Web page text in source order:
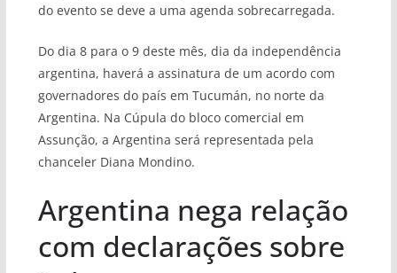
do evento se deve a uma agenda sobrecarregada.
Do dia 8 para o 9 deste mês, dia da independência
argentina, haverá a assinatura de um acordo com
governadores do país em Tucumán, no norte da
Argentina. Na Cúpula do bloco comercial em
Assunção, a Argentina será representada pela
chanceler Diana Mondino.
Argentina nega relação
com declarações sobre